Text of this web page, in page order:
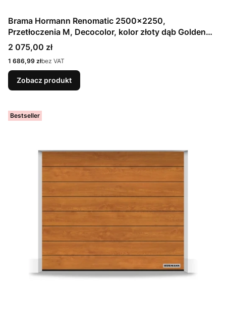
Brama Hormann Renomatic 2500x2250,
Przetłoczenia M, Decocolor, kolor złoty dąb Golden
Oak / OCYNK + Prowadzenie Z
Cena
2 075,00 zł
Cena
1 686,99 złbez VAT
Zobacz produkt
Bestseller